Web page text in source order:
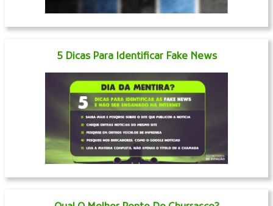
5 Dicas Para Identificar Fake News